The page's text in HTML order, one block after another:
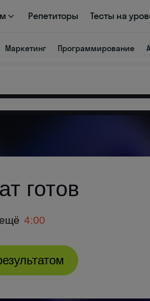
Репетиторы Тесты на
Маркетинг Программирование